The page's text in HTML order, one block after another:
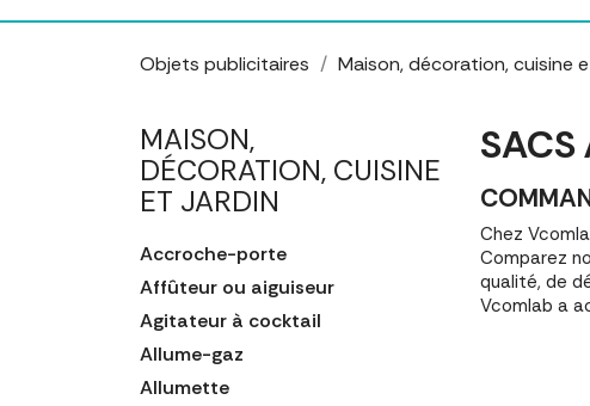
Objets publicitaires Maison, décoration, cuisine
MAISON,
DÉCORATION, CUISINE
ET JARDIN
Accroche-porte
Affûteur ou aiguiseur
Agitateur à cocktail
Allume-gaz
Allumette
SACS
Chez
Comparez
qualité, de
Vcomlab a